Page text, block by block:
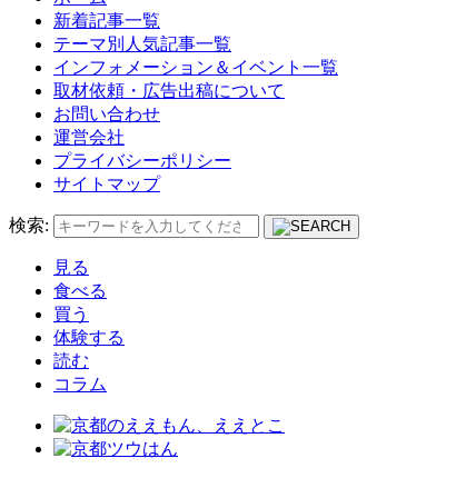
新着記事一覧
テーマ別人気記事一覧
インフォメーション＆イベント一覧
取材依頼・広告出稿について
お問い合わせ
運営会社
プライバシーポリシー
サイトマップ
検索:
見る
食べる
買う
体験する
読む
コラム